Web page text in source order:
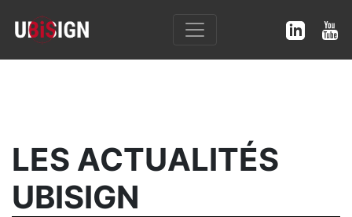
LES ACTUALITÉS
UBISIGN